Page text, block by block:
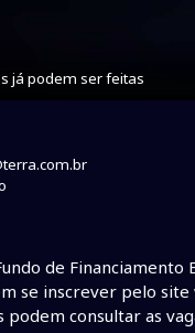
já podem ser feitas
de
se inscrever pelo
podem consultar as